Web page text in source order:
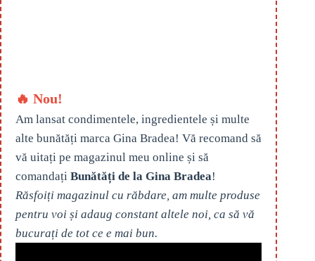
🔥 Nou!
Am lansat condimentele, ingredientele și multe
alte bunătăți marca Gina Bradea! Vă recomand să
vă uitați pe magazinul meu online și să
comandați Bunătăți de la Gina Bradea!
Răsfoiți magazinul cu răbdare, am multe produse
pentru voi și adaug constant altele noi, ca să vă
bucurați de tot ce e mai bun.